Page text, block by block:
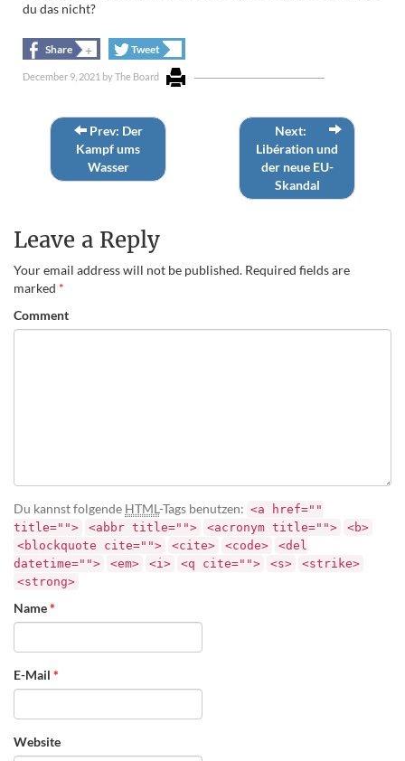
du das nicht?
Share + Tweet
December 9, 2021 byThe Board
Prev: Der
Kampf ums
Wasser
Next:
Libération und
der neue EU-
Skandal
Leave a Reply
Your email address will not be published. Required fields are
marked *
Comment
Du kannst folgende HTML-Tags benutzen: <a href=""
title="">
<abbr title=""> <acronym title="">
<b>
<blockquote cite="">
<cite> <code>
<del
datetime="">
<em> <i> <q cite=""> <s>
<strike>
<strong>
Name*
E-Mail *
Website